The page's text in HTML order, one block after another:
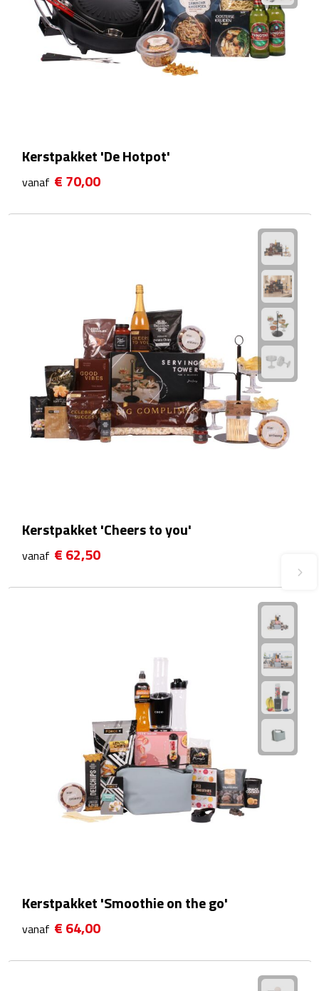
Rijbewijs- & kentekenhoezen
USB autoladers
Fietspompen
Fietssloten
Fietsverlichting
Drinkwaren
Drinkbekers
Thermosbekers
Drinkflessen
Opvouwbare drinkfles
Thermosflessen
Kerstpakket 'De Hotpot'
vanaf € 70,00
Kerstpakket 'Cheers to you'
vanaf € 62,50
Kerstpakket 'Smoothie on the go'
vanaf € 64,00